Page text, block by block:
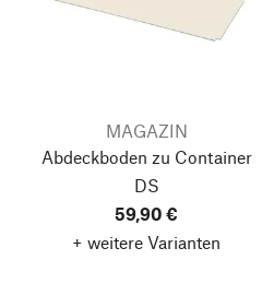
MAGAZIN
Abdeckboden zu Container
DS
59,90 €
+ weitere Varianten